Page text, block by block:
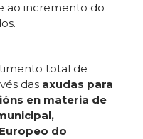
ao incremento do
total de
das axudas para
en materia de
do